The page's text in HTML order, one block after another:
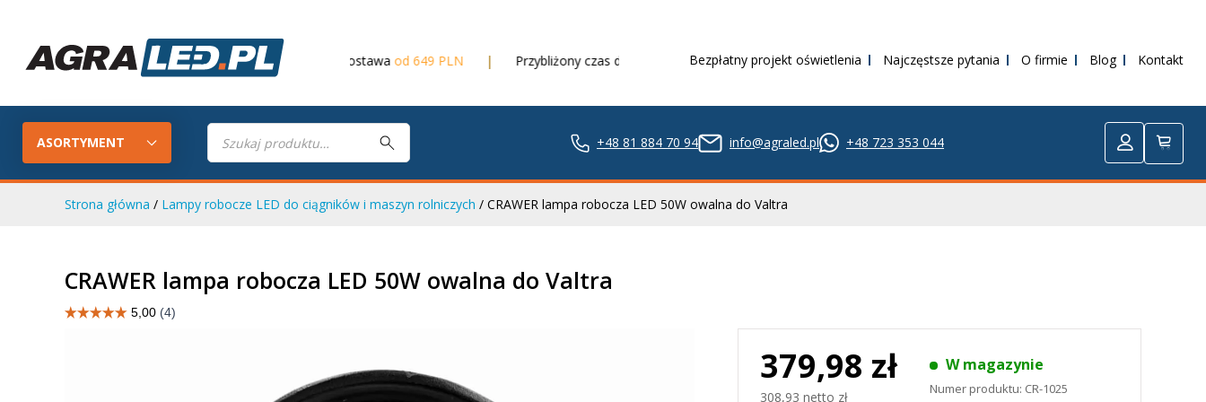
Darmowa dostawa od 649 PLN Przybliżony czas dostawy3 dni robocze Bezpłatny projekt oświetlenia Najczęstsze pytania O firmie Blog Kontakt
ASORTYMENT
Wyszukiwarka
produktów +48 81 884 70 94 info@agraled.pl +48 723 353 044
Konfigurator LED
Skompletuj oświetlenie LED do
swojego ciągnika
Lampy robocze LED
Strona główna / Lampy robocze LED do ciągników i maszyn rolniczych / CRAWER lampa robocza LED 50W owalna do Valtra
CRAWER lampa robocza LED 50W owalna do Valtra
379,98 zł
308,93 netto zł
W magazynie
Numer produktu: CR-1025